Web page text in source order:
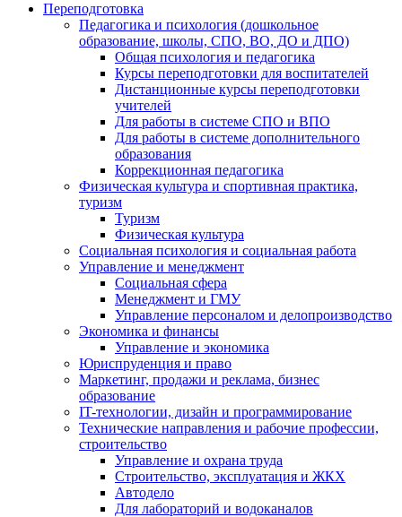
Переподготовка
Педагогика и психология (дошкольное
образование, школы, СПО, ВО, ДО и ДПО)
Общая психология и педагогика
Курсы переподготовки для воспитателей
Дистанционные курсы переподготовки
учителей
Для работы в системе СПО и ВПО
Для работы в системе дополнительного
образования
Коррекционная педагогика
Физическая культура и спортивная практика,
туризм
Туризм
Физическая культура
Социальная психология и социальная работа
Управление и менеджмент
Социальная сфера
Менеджмент и ГМУ
Управление персоналом и делопроизводство
Экономика и финансы
Управление и экономика
Юриспруденция и право
Маркетинг, продажи и реклама, бизнес
образование
IT-технологии, дизайн и программирование
Технические направления и рабочие профессии,
строительство
Управление и охрана труда
Строительство, эксплуатация и ЖКХ
Автодело
Для лабораторий и водоканалов